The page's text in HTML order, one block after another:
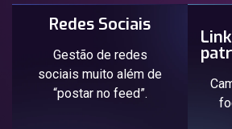
Redes Sociais
Gestão de redes
sociais muito além de
“postar no feed”.